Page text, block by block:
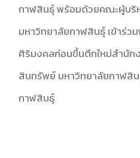
กาฬสินธุ์ พร้อมด้วยคณะผู้บริ
มหาวิทยาลัยกาฬสินธุ์ เข้าร่ว
ศิริมงคลก่อนขึ้นตึกใหม่สำนัก
สินทรัพย์ มหาวิทยาลัยกาฬสิ
กาฬสินธุ์